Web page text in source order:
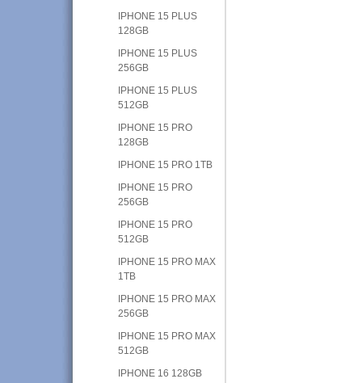
IPHONE 15 PLUS
128GB
IPHONE 15 PLUS
256GB
IPHONE 15 PLUS
512GB
IPHONE 15 PRO
128GB
IPHONE 15 PRO 1TB
IPHONE 15 PRO
256GB
IPHONE 15 PRO
512GB
IPHONE 15 PRO MAX
1TB
IPHONE 15 PRO MAX
256GB
IPHONE 15 PRO MAX
512GB
IPHONE 16 128GB